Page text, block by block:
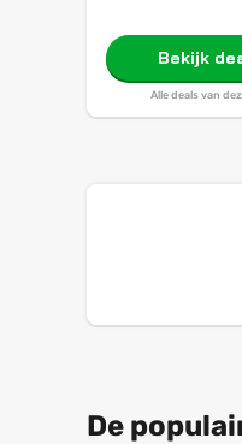
Bekijk
Alle deals van
De